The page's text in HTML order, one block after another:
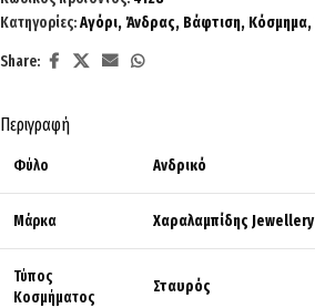
Κατηγορίες:Αγόρι, Άνδρας, Βάφτιση, Κόσμημα,
Share:
Περιγραφή
Φύλο Ανδρικό
Μάρκα Χαραλαμπίδης Jewellery
Τύπος
Κοσμήματος
Σταυρός